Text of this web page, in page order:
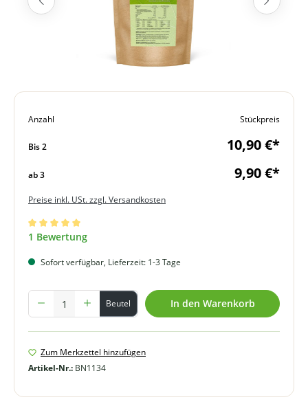
Anzahl Stückpreis
Bis2 10,90 €*
ab3 9,90 €*
Preise inkl. USt. zzgl. Versandkosten
Durchschnittliche Bewertung von 5 von 5 Sternen
1 Bewertung
Sofort verfügbar, Lieferzeit: 1-3 Tage
Produkt Anzahl: Gib den gewünschten Wert ein oder benutze die
Beutel In den Warenkorb
Zum Merkzettel hinzufügen
Artikel-Nr.: BN1134